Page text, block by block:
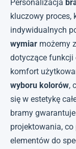
Personalizacja
kluczowy proces,
indywidualnych
wymiar możemy
dotyczące funkcji
komfort
wyboru kolorów,
się w estetykę
bramy
projektowania,
elementów do